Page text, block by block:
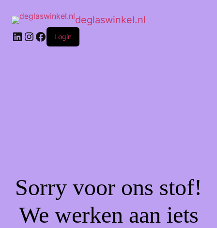
deglaswinkel.nl
Login
Sorry voor ons stof!
We werken aan iets